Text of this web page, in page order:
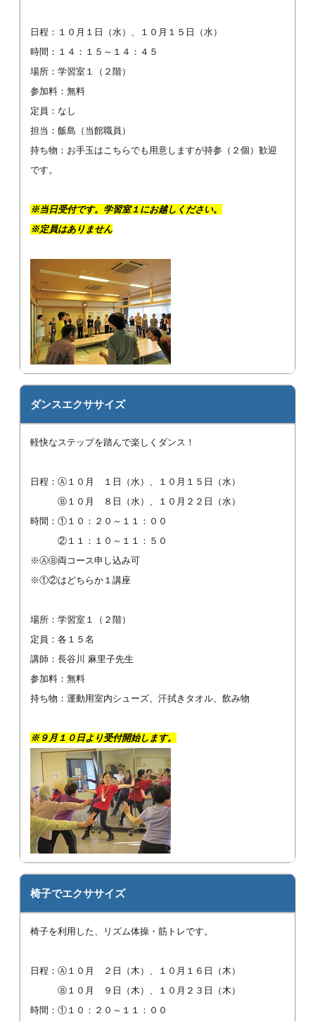
日程：１０月１日（水）、１０月１５日（水）
時間：１４：１５～１４：４５
場所：学習室１（２階）
参加料：無料
定員：なし
担当：飯島（当館職員）
持ち物：お手玉はこちらでも用意しますが持参（２個）歓迎
です。
※当日受付です。学習室１にお越しください。
※定員はありません
ダンスエクササイズ
軽快なステップを踏んで楽しくダンス！
日程：Ⓐ１０月 １日（水）、１０月１５日（水）
Ⓑ１０月 ８日（水）、１０月２２日（水）
時間：①１０：２０～１１：００
②１１：１０～１１：５０
※ⒶⒷ両コース申し込み可
※①②はどちらか１講座
場所：学習室１（２階）
定員：各１５名
講師：長谷川 麻里子先生
参加料：無料
持ち物：運動用室内シューズ、汗拭きタオル、飲み物
※９月１０日より受付開始します。
椅子でエクササイズ
椅子を利用した、リズム体操・筋トレです。
日程：Ⓐ１０月 ２日（木）、１０月１６日（木）
Ⓑ１０月 ９日（木）、１０月２３日（木）
時間：①１０：２０～１１：００